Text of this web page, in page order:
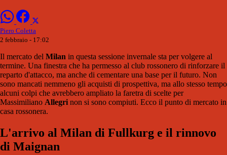
Piero Coletta
2 febbraio - 17:02
Il mercato del Milan in questa sessione invernale sta per volgere al
termine. Una finestra che ha permesso al club rossonero di rinforzare il
reparto d'attacco, ma anche di cementare una base per il futuro. Non
sono mancati nemmeno gli acquisti di prospettiva, ma allo stesso tempo
alcuni colpi che avrebbero ampliato la faretra di scelte per
Massimiliano Allegri non si sono compiuti. Ecco il punto di mercato in
casa rossonera.
L'arrivo al Milan di Fullkurg e il rinnovo
di Maignan